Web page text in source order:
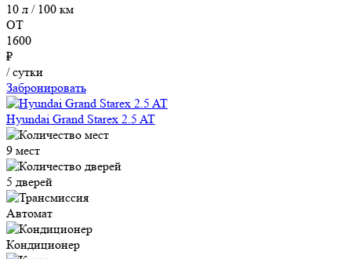
10 л / 100 км
ОТ
1600
₽
/ сутки
Забронировать
Hyundai Grand Starex 2.5 AT
9 мест
5 дверей
Автомат
Кондиционер